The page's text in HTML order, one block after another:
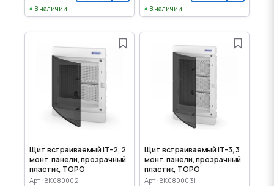
В наличии В наличии
Щит встраиваемый IT-2, 2
монт. панели, прозрачный
пластик, TOPO
Арт: BK080002I
Щит встраиваемый IT-3, 3
монт. панели, прозрачный
пластик, TOPO
Арт: BK080003I-